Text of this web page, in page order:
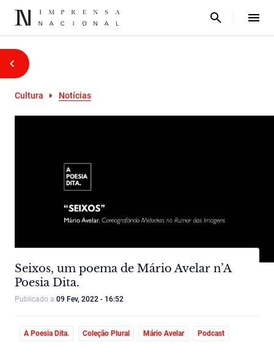
Cultura Notícias
Seixos, um poema de Mário Avelar n’A
Poesia Dita.
Publicado a 09 Fev, 2022 - 16:52
A Poesia Dita. Coleção Plural Mário Avelar Podcast